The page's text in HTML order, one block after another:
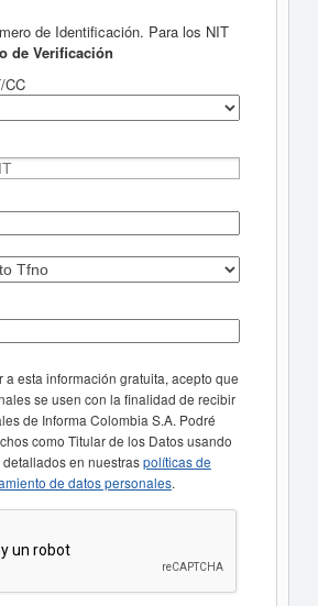
de Identificación. Para los NIT
de Verificación
CC
a esta información gratuita, acepto que
se usen con la finalidad de recibir
de Informa Colombia S.A. Podré
como Titular de los Datos usando
en nuestraspolíticas de
de datos personales.